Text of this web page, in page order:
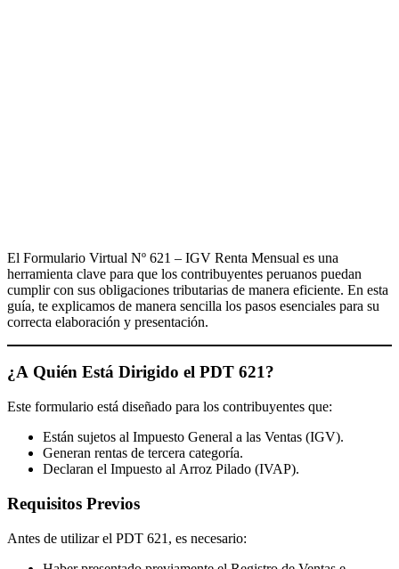
El Formulario Virtual Nº 621 – IGV Renta Mensual es una
herramienta clave para que los contribuyentes peruanos puedan
cumplir con sus obligaciones tributarias de manera eficiente. En esta
guía, te explicamos de manera sencilla los pasos esenciales para su
correcta elaboración y presentación.
¿A Quién Está Dirigido el PDT 621?
Este formulario está diseñado para los contribuyentes que:
Están sujetos al Impuesto General a las Ventas (IGV).
Generan rentas de tercera categoría.
Declaran el Impuesto al Arroz Pilado (IVAP).
Requisitos Previos
Antes de utilizar el PDT 621, es necesario: